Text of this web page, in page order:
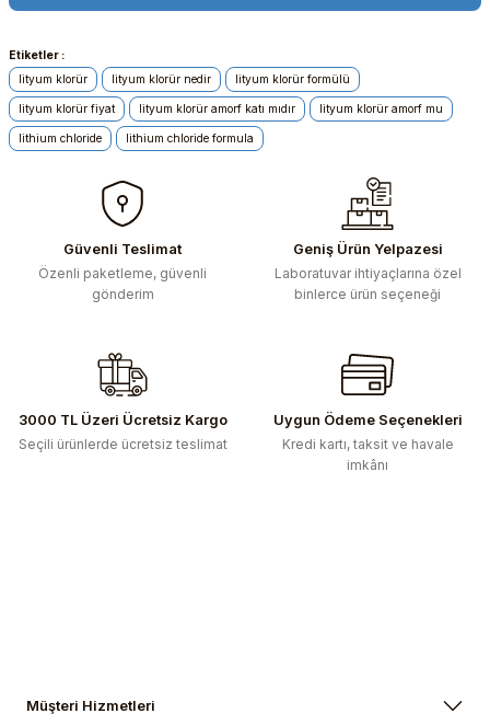
Bu ürünün fiyat bilgisi, resim, ürün açıklamalarında ve diğer
konularda yetersiz gördüğünüz noktaları öneri formunu
kullanarak tarafımıza iletebilirsiniz.
Görüş ve önerileriniz için teşekkür ederiz.
Ürün resmi kalitesiz, bozuk veya görüntülenemiyor.
Ürün açıklamasında eksik bilgiler bulunuyor.
Ürün fiyatı diğer sitelerden daha pahalı.
Bu ürüne benzer farklı alternatifler olmalı.
Gönder
Etiketler :
lityum klorür
lityum klorür nedir lityum klorür formülü
lityum klorür fiyat lityum klorür amorf katı mıdır lityum klorür amorf mu
lithium chloride lithium chloride formula
Güvenli Teslimat
Özenli paketleme, güvenli
gönderim
Geniş Ürün Yelpazesi
Laboratuvar ihtiyaçlarına özel
binlerce ürün seçeneği
3000 TL Üzeri Ücretsiz Kargo
Seçili ürünlerde ücretsiz teslimat
Uygun Ödeme Seçenekleri
Kredi kartı, taksit ve havale
imkânı
Müşteri Hizmetleri